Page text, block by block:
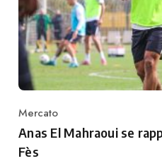
Category
Mercato
Anas El Mahraoui se
Fès